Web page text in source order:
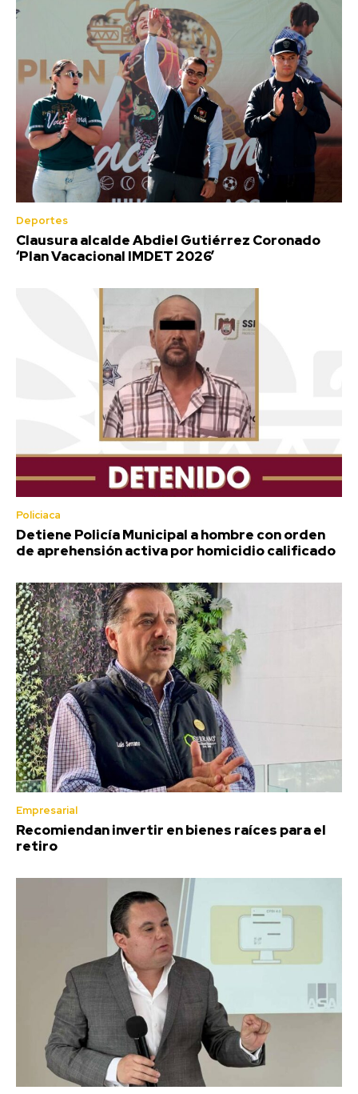
Deportes
Clausura alcalde Abdiel Gutiérrez Coronado
‘Plan Vacacional IMDET 2026’
Policiaca
Detiene Policía Municipal a hombre con orden
de aprehensión activa por homicidio calificado
Empresarial
Recomiendan invertir en bienes raíces para el
retiro